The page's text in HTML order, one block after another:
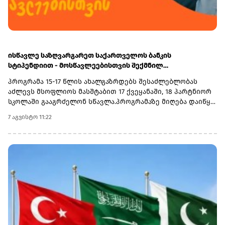
ისწავლე საზღვარგარეთ საქართველოს ბანკის
სტიპენდიით - მოსწავლეებისთვის შექმნილ
პროგრამა 15-17 წლის ახალგაზრდებს შესაძლებლობას
აძლევს მსოფლიოს მასშტაბით 17 ქვეყანაში, 18 პარტნიორ
სკოლაში გააგრძელონ სწავლა.პროგრამაზე მიღება დაიწყო
ეწვიეთ ვებგვერდს. ინფორმაციისთვის, გაერთიანებული
მსოფლიო სკოლები (UWC) წარმოადგენს საერთაშორისო
საგანმანათლებლო მოძრაობას ახალგაზრდებისთვის,
სხვადასხვა ერისა და კულტურის დასაახლოებლად და ამ
გზით შეუწყოს ხელი მშვიდობიანი და მდგრადი მომავლის
შექმნას. UWC მსოფლიოს სხვადასხვა კონტინენტის 18
საერთაშორისო სკოლასა და კოლეჯს აერთიანებს.
პროგრამის ფარგლებში სწავლება მიმდინარეობს 17
სხვადასხვა ქვეყანაში, მათ შორის − კანადაში, აშშ-ში,
ჩინეთში, იაპონიაში, ტაილანდში, გერმანიასა და
7 აგვისტო 11:22